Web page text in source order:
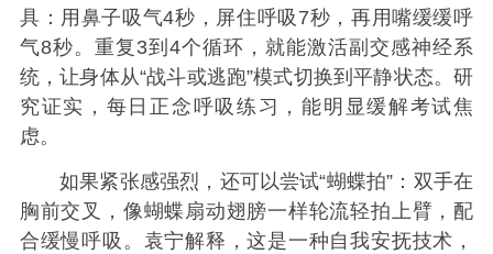
具：用鼻子吸气4秒，屏住呼吸7秒，再用嘴缓缓呼
气8秒。重复3到4个循环，就能激活副交感神经系
统，让身体从“战斗或逃跑”模式切换到平静状态。研
究证实，每日正念呼吸练习，能明显缓解考试焦
虑。
如果紧张感强烈，还可以尝试“蝴蝶拍”：双手在
胸前交叉，像蝴蝶扇动翅膀一样轮流轻拍上臂，配
合缓慢呼吸。袁宁解释，这是一种自我安抚技术，